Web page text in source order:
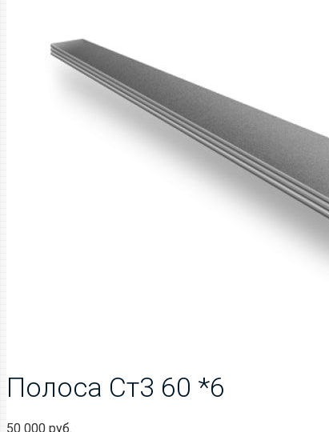
Полоса Ст3 60 *6
50 000 руб.